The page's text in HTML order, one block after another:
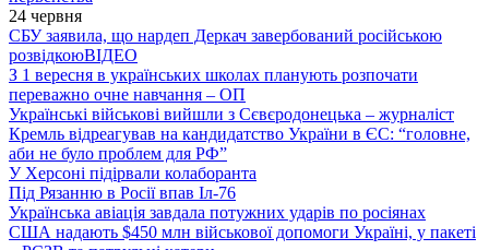
24 червня
СБУ заявила, що нардеп Деркач завербований російською
розвідкоюВІДЕО
З 1 вересня в українських школах планують розпочати
переважно очне навчання – ОП
Українські військові вийшли з Сєвєродонецька – журналіст
Кремль відреагував на кандидатство України в ЄС: “головне,
аби не було проблем для РФ”
У Херсоні підірвали колаборанта
Під Рязанню в Росії впав Іл-76
Українська авіація завдала потужних ударів по росіянах
США надають $450 млн військової допомоги Україні, у пакеті